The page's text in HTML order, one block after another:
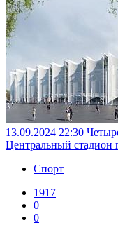
13.09.2024 22:30
Центральный стадион
Спорт
1917
0
0